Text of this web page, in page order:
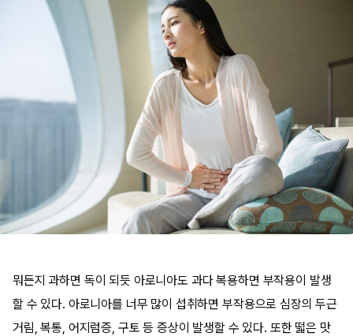
뭐든지 과하면 독이 되듯 아로니아도 과다 복용하면 부작용이 발생
할 수 있다. 아로니아를 너무 많이 섭취하면 부작용으로 심장의 두근
거림, 복통, 어지럼증, 구토 등 증상이 발생할 수 있다. 또한 떫은 맛